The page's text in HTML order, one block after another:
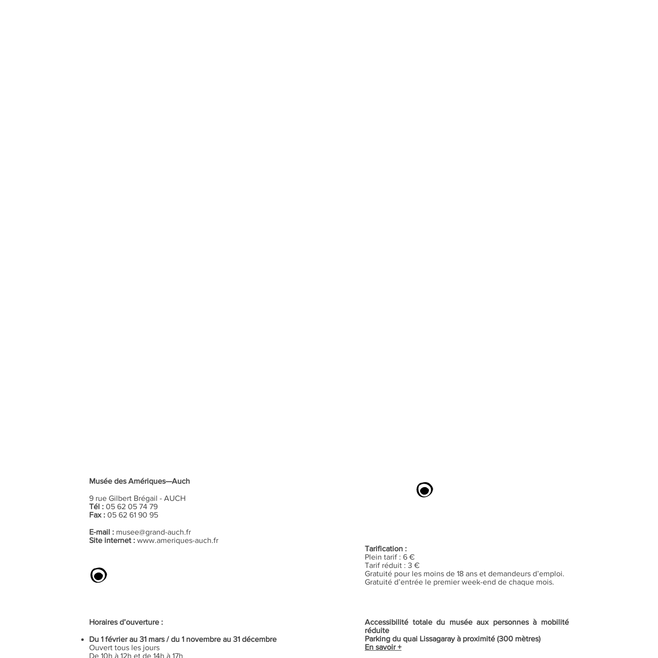
Musée des Amériques—Auch
9 rue Gilbert Brégail - AUCH
Tél : 05 62 05 74 79
Fax : 05 62 61 90 95
E-mail : musee@grand-auch.fr
Site internet : www.ameriques-auch.fr
Horaires d’ouverture :
Du 1 février au 31 mars / du 1 novembre au 31 décembre
Ouvert tous les jours
De 10h à 12h et de 14h à 17h
Tarification :
Plein tarif : 6 €
Tarif réduit : 3 €
Gratuité pour les moins de 18 ans et demandeurs d’emploi.
Gratuité d’entrée le premier week-end de chaque mois.
Accessibilité totale du musée aux personnes à mobilité
réduite
Parking du quai Lissagaray à proximité (300 mètres)
En savoir +